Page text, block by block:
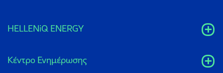
HELLENiQ ENERGY
Κέντρο Ενημέρωσης